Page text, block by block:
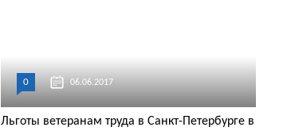
0 06.06.2017
Льготы ветеранам труда в Санкт-Петербурге в